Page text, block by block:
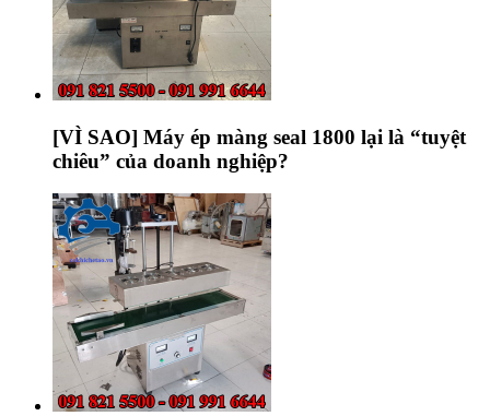
[VÌ SAO] Máy ép màng seal 1800 lại là “tuyệt
chiêu” của doanh nghiệp?